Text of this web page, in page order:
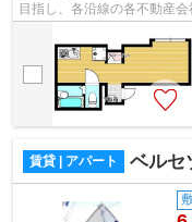
目指し、各沿線の各不動産
賃貸 | アパート ベルセ